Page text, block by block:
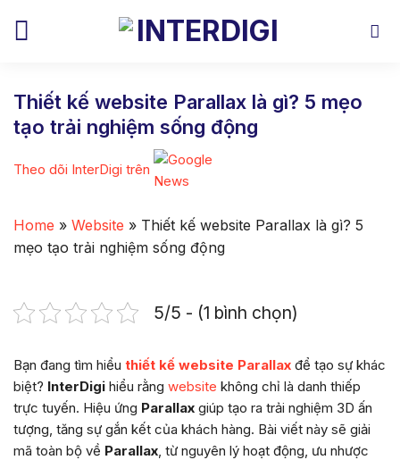
Thiết kế website Parallax là gì? 5 mẹo
tạo trải nghiệm sống động
Theo dõi InterDigi trên
Home » Website » Thiết kế website Parallax là gì? 5
mẹo tạo trải nghiệm sống động
5/5 - (1 bình chọn)
Bạn đang tìm hiểu thiết kế website Parallax để tạo sự khác
biệt? InterDigi hiểu rằng website không chỉ là danh thiếp
trực tuyến. Hiệu ứng Parallax giúp tạo ra trải nghiệm 3D ấn
tượng, tăng sự gắn kết của khách hàng. Bài viết này sẽ giải
mã toàn bộ về Parallax , từ nguyên lý hoạt động, ưu nhược